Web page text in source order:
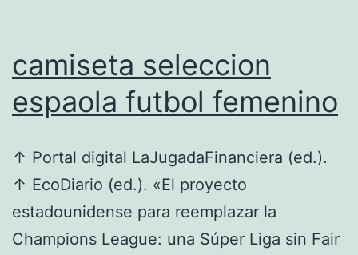
camiseta seleccion
espaola futbol femenino
↑ Portal digital LaJugadaFinanciera (ed.).
↑ EcoDiario (ed.). «El proyecto
estadounidense para reemplazar la
Champions League: una Súper Liga sin Fair